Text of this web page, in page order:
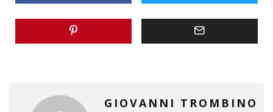
GIOVANNI TROMBINO